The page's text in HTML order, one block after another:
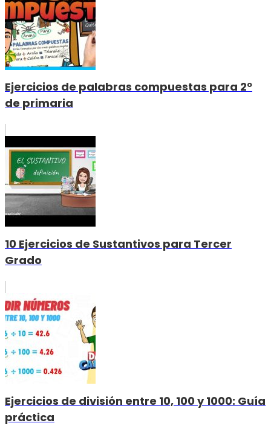
Ejercicios de palabras compuestas para 2º
de primaria
10 Ejercicios de Sustantivos para Tercer
Grado
Ejercicios de división entre 10, 100 y 1000: Guía
práctica